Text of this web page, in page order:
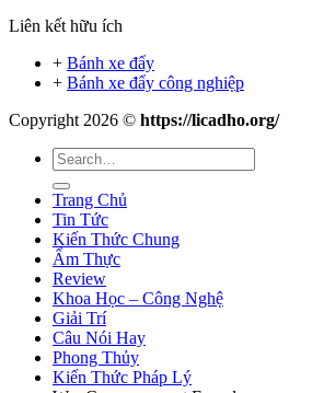
Liên kết hữu ích
+ Bánh xe đẩy
+ Bánh xe đẩy công nghiệp
Copyright 2026 © https://licadho.org/
Trang Chủ
Tin Tức
Kiến Thức Chung
Ẩm Thực
Review
Khoa Học – Công Nghệ
Giải Trí
Câu Nói Hay
Phong Thủy
Kiến Thức Pháp Lý